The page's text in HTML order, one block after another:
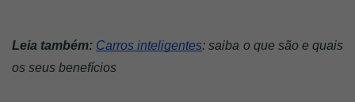
Leia também: Carros inteligentes: saiba o que são e quais
os seus benefícios